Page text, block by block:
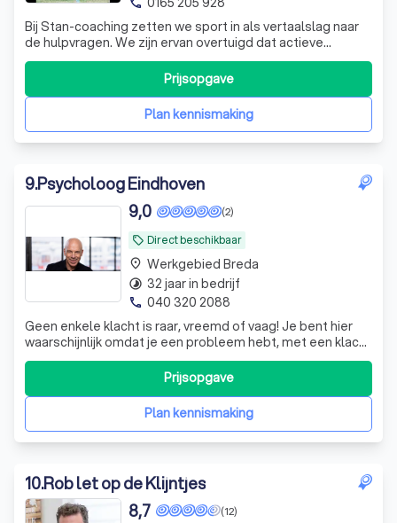
Bij Stan-coaching zetten we sport in als vertaalslag naar
de hulpvragen. We zijn ervan overtuigd dat actieve
werkvormen positieve effecten hebben bij
jongeren/kinderen. Bekijk onze site voor meer info
Plan kennismaking
Prijsopgave
phone
9.Psycholoog Eindhoven
local_offer Direct beschikbaar
(2)
9,0
Geen enkele klacht is raar, vreemd of vaag! Je bent hier
waarschijnlijk omdat je een probleem hebt, met een klacht
zit of omdat je meer informatie wilt over de behandeling
van je klacht of probleem. In mijn Psychologenpraktijk in
Eindhoven-Noord kunt je terecht voor bijna alle
voorkomende (eerstelPlan kennismaking
Prijsopgave
place Werkgebied Breda
timelapse 32 jaar in bedrijf
phone 040 320 2088
10.Rob let op de Klijntjes
(12)
8,7